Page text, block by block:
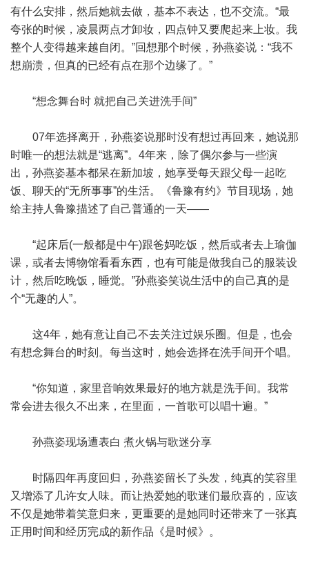
有什么安排，然后她就去做，基本不表达，也不交流。“最
夸张的时候，凌晨两点才卸妆，四点钟又要爬起来上妆。我
整个人变得越来越自闭。”回想那个时候，孙燕姿说：“我不
想崩溃，但真的已经有点在那个边缘了。”
“想念舞台时 就把自己关进洗手间”
07年选择离开，孙燕姿说那时没有想过再回来，她说那
时唯一的想法就是“逃离”。4年来，除了偶尔参与一些演
出，孙燕姿基本都呆在新加坡，她享受每天跟父母一起吃
饭、聊天的“无所事事”的生活。《鲁豫有约》节目现场，她
给主持人鲁豫描述了自己普通的一天——
“起床后(一般都是中午)跟爸妈吃饭，然后或者去上瑜伽
课，或者去博物馆看看东西，也有可能是做我自己的服装设
计，然后吃晚饭，睡觉。”孙燕姿笑说生活中的自己真的是
个“无趣的人”。
这4年，她有意让自己不去关注过娱乐圈。但是，也会
有想念舞台的时刻。每当这时，她会选择在洗手间开个唱。
“你知道，家里音响效果最好的地方就是洗手间。我常
常会进去很久不出来，在里面，一首歌可以唱十遍。”
孙燕姿现场遭表白 煮火锅与歌迷分享
时隔四年再度回归，孙燕姿留长了头发，纯真的笑容里
又增添了几许女人味。而让热爱她的歌迷们最欣喜的，应该
不仅是她带着笑意归来，更重要的是她同时还带来了一张真
正用时间和经历完成的新作品《是时候》。